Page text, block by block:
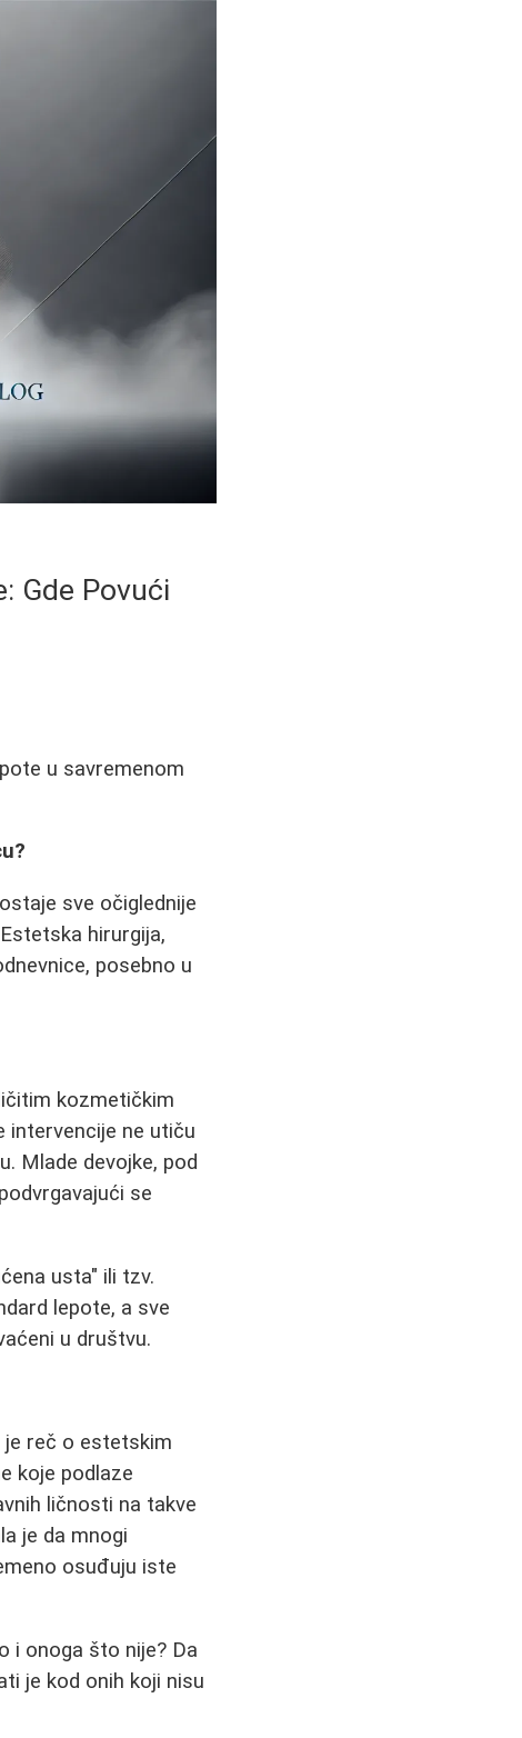
Gde Povući
u savremenom
sve očiglednije
hirurgija,
posebno u
kozmetičkim
intervencije ne utiču
Mlade devojke, pod
se
usta" ili tzv.
lepote, a sve
u društvu.
reč o estetskim
koje podlaze
ličnosti na takve
je da mnogi
osuđuju iste
i onoga što nije? Da
je kod onih koji nisu